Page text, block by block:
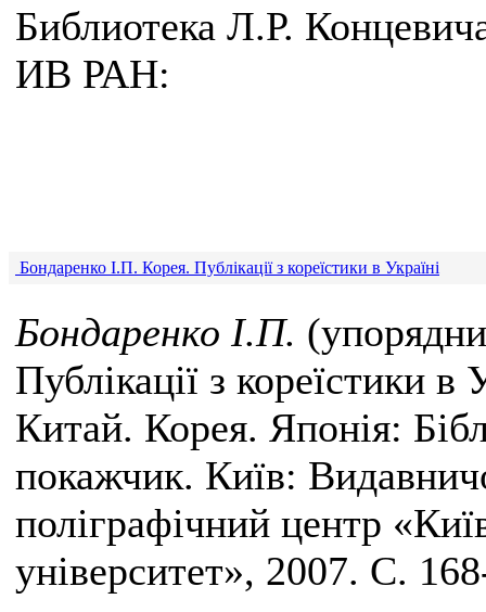
Библиотека Л.Р.
ИВ РАН:
Бондаренко I.П. Корея. Публiкацiï з кореïстики в Украïнi
Бондаренко I.П.
Публiкацiï з кореïстики в
Китай. Корея. Японiя:
покажчик. Киïв:
полiграфiчний центр
унiверситет», 2007. С.